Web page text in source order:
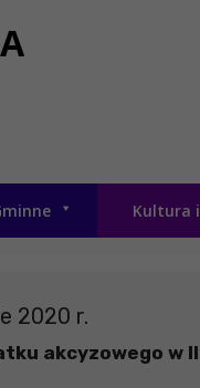
Kultura
2020 r.
akcyzowego w